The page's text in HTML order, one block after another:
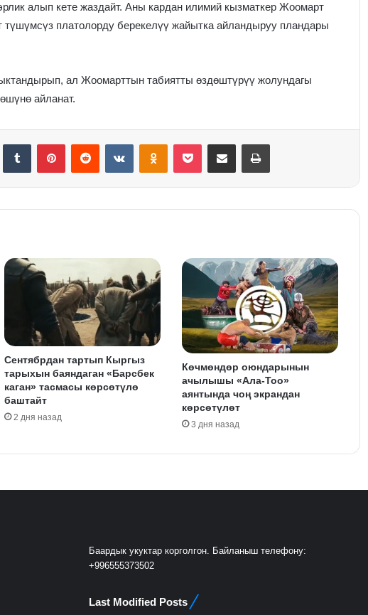
алып кете жаздайт. Аны кардан илимий кызматкер Жоомарт
түшүмсүз платолорду берекелүү жайытка айландыруу пландары
ал Жоомарттын табиятты өздөштүрүү жолундагы
айланат.
Tumblr PinterestReddit VKontakteOdnoklassniki
Pocket Share via Email Print
Сентябрдан тартып Кыргыз
тарыхын баяндаган «Барсбек
каган» тасмасы көрсөтүлө
баштайт
2 дня назад
Көчмөндөр оюндарынын
ачылышы «Ала-Тоо»
аянтында чоң экрандан
көрсөтүлөт
3 дня назад
Баардык укуктар корголгон. Байланыш телефону:
+996555373502
Last Modified Posts